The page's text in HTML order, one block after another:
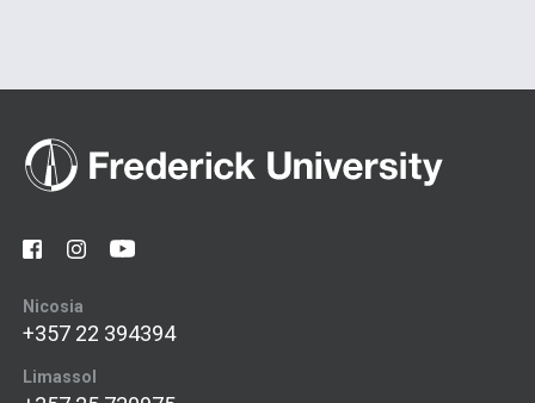
Nicosia
+357 22 394394
Limassol